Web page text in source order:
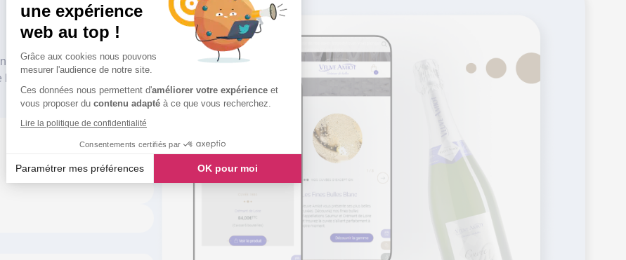
une expérience
web au top !
Grâce aux cookies nous pouvons
mesurer l'audience de notre site.
Ces données nous permettent d'améliorer votre expérience et
vous proposer du contenu adapté à ce que vous recherchez.
Lire la politique de confidentialité
Consentements certifiés par
Paramétrer mes préférences OK pour moi
Plateforme de Gestion du Consentement : Personnalisez vos Options
Notre plateforme vous permet d'adapter et de gérer vos paramètres de confidentialité, en garantissant la conformité avec
de la Loire, principalement
visibilité et de développer